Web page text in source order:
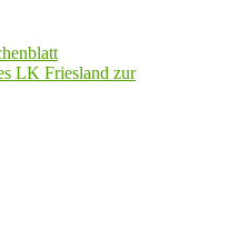
LK Friesland zur